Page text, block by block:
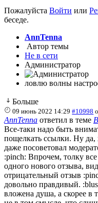
Пожалуйста Войти или
беседе.
AnnTenna
Автор темы
Не в сети
Администратор
ловлю волны
Больше
09 июнь 2022 14:29 #10998
AnnTenna ответил в теме
Все-таки надо быть
пощелкать ссылки. Ну
даже посоветовал
:pinch: Впрочем, толку
одного нового отзыва,
отрицательный отзыв
довольно правдивый.
вложена душа, а скорее в